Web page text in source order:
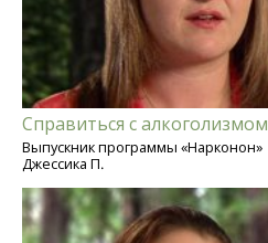
Справиться с алкоголизмом
Выпускник программы «Нарконон»
Джессика П.